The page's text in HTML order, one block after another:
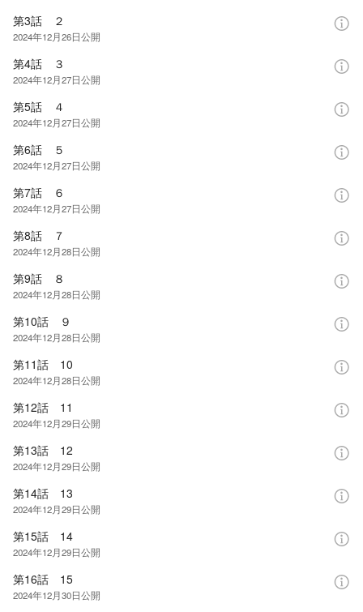
第3話 ２
2024年12月26日公開
第4話 ３
2024年12月27日公開
第5話 ４
2024年12月27日公開
第6話 ５
2024年12月27日公開
第7話 ６
2024年12月27日公開
第8話 ７
2024年12月28日公開
第9話 ８
2024年12月28日公開
第10話 ９
2024年12月28日公開
第11話 10
2024年12月28日公開
第12話 11
2024年12月29日公開
第13話 12
2024年12月29日公開
第14話 13
2024年12月29日公開
第15話 14
2024年12月29日公開
第16話 15
2024年12月30日公開